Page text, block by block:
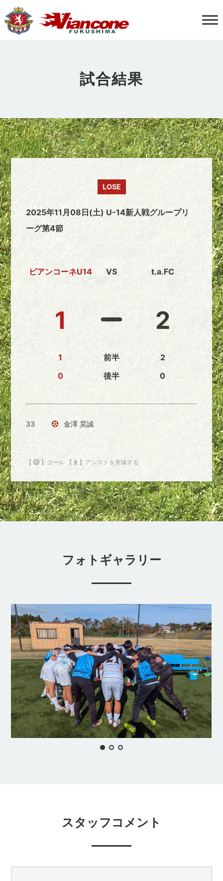
試合結果
LOSE
2025年11月08日(土) U-14新人戦グループリ
ーグ第4節
ビアンコーネU14
1
1
0
VS
前半
後半
t.a.FC
2
2
0
33 金澤 昊誠
【 】ゴール 【 】アシストを意味する
フォトギャラリー
スタッフコメント